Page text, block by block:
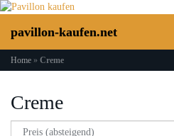
Skip
main
content
pavillon-kaufen.net
Home » Creme
Creme